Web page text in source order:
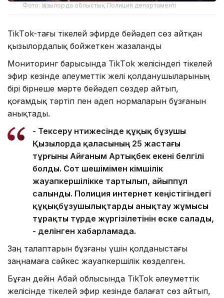
Фото: Қызылорда облыстық Полиция департаменті
TikТok-тағы тікелей эфирде бейәдеп сөз айтқан
қызылордалық бойжеткен жазаланды
Мониторинг барысында TikТok желісіндегі тікелей
эфир кезінде әлеуметтік желі қолданушыларының
бірі бірнеше мәрте бейәдеп сөздер айтып,
қоғамдық тәртіп пен әдеп нормаларын бұзғанын
анықтады.
- Тексеру нәтижесінде құқық бұзушы
Қызылорда қаласының 25 жастағы
тұрғыны Айғаным Артықбек екені белгілі
болды. Сот шешімімен әкімшілік
жауапкершілікке тартылып, айыппұл
салынды. Полиция интернет кеңістігіндегі
құқықбұзушылықтарды анықтау жұмысы
тұрақты түрде жүргізілетінін еске салады,
- делінген хабарламада.
Заң талаптарын бұзғаны үшін қолданыстағы
заңнамаға сәйкес жауапкершілік көзделген.
Бұған дейін Абай облысында TikTok әлеуметтік
желісінде тікелей эфир кезінде балағат сөз айтып,